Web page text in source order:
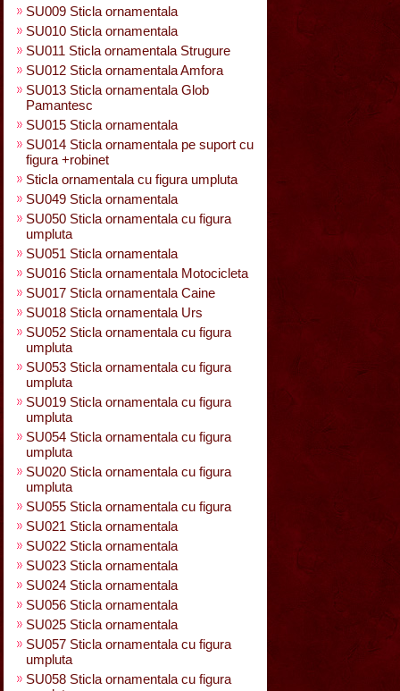
SU009 Sticla ornamentala
SU010 Sticla ornamentala
SU011 Sticla ornamentala Strugure
SU012 Sticla ornamentala Amfora
SU013 Sticla ornamentala Glob
Pamantesc
SU015 Sticla ornamentala
SU014 Sticla ornamentala pe suport cu
figura +robinet
Sticla ornamentala cu figura umpluta
SU049 Sticla ornamentala
SU050 Sticla ornamentala cu figura
umpluta
SU051 Sticla ornamentala
SU016 Sticla ornamentala Motocicleta
SU017 Sticla ornamentala Caine
SU018 Sticla ornamentala Urs
SU052 Sticla ornamentala cu figura
umpluta
SU053 Sticla ornamentala cu figura
umpluta
SU019 Sticla ornamentala cu figura
umpluta
SU054 Sticla ornamentala cu figura
umpluta
SU020 Sticla ornamentala cu figura
umpluta
SU055 Sticla ornamentala cu figura
SU021 Sticla ornamentala
SU022 Sticla ornamentala
SU023 Sticla ornamentala
SU024 Sticla ornamentala
SU056 Sticla ornamentala
SU025 Sticla ornamentala
SU057 Sticla ornamentala cu figura
umpluta
SU058 Sticla ornamentala cu figura